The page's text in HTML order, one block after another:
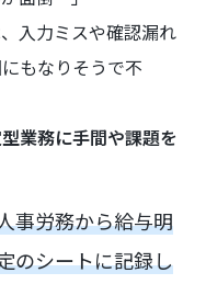
入力ミスや確認漏れ
もなりそうで不
業務に手間や課題を
事労務から給与明
のシートに記録し